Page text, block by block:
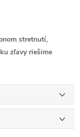
stretnutí,
zľavy riešime